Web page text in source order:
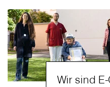
Wir sind